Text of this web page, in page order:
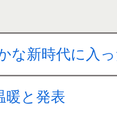
な新時代に入
暖と発表